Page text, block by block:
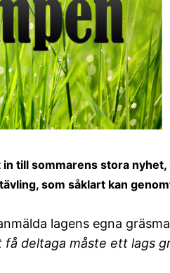
till sommarens stora
som såklart kan
lagens egna
få deltaga måste ett lags